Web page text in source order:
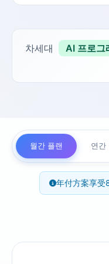
차세대 AI 프로그
월간 플랜 연간
年付方案享受